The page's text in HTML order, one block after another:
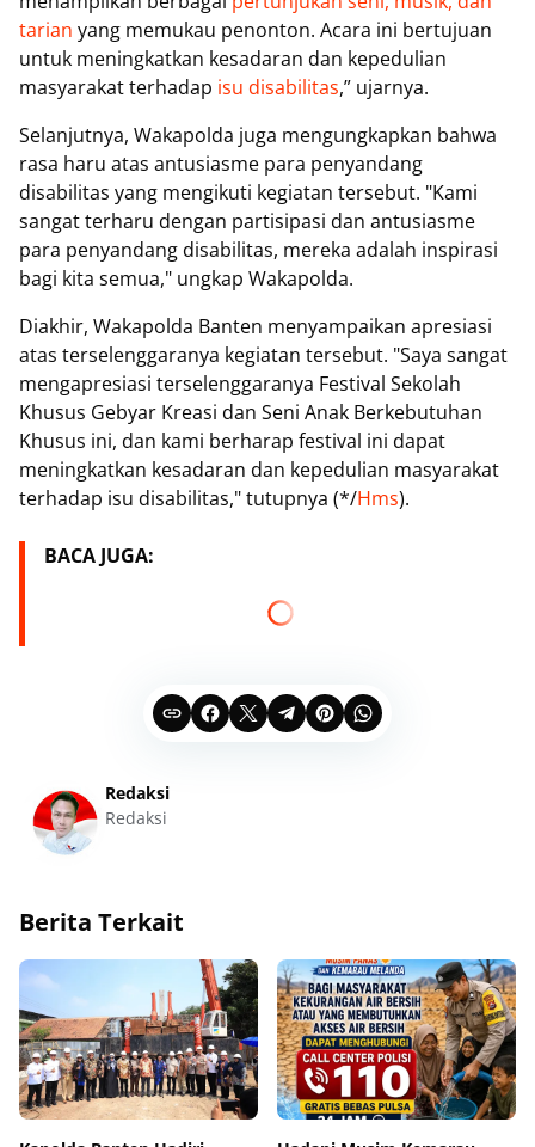
tarian yang memukau penonton. Acara ini bertujuan
untuk meningkatkan kesadaran dan kepedulian
masyarakat terhadap isu disabilitas,” ujarnya.
Selanjutnya, Wakapolda juga mengungkapkan bahwa
rasa haru atas antusiasme para penyandang
disabilitas yang mengikuti kegiatan tersebut. "Kami
sangat terharu dengan partisipasi dan antusiasme
para penyandang disabilitas, mereka adalah inspirasi
bagi kita semua," ungkap Wakapolda.
Diakhir, Wakapolda Banten menyampaikan apresiasi
atas terselenggaranya kegiatan tersebut. "Saya sangat
mengapresiasi terselenggaranya Festival Sekolah
Khusus Gebyar Kreasi dan Seni Anak Berkebutuhan
Khusus ini, dan kami berharap festival ini dapat
meningkatkan kesadaran dan kepedulian masyarakat
terhadap isu disabilitas," tutupnya (*/Hms).
BACA JUGA:
Redaksi
Redaksi
Berita Terkait